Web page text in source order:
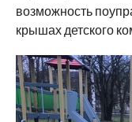
возможность
крышах детского